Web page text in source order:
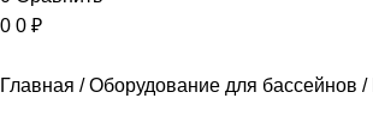
0 0 ₽
Главная Оборудование для бассейнов